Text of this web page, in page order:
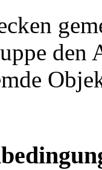
den